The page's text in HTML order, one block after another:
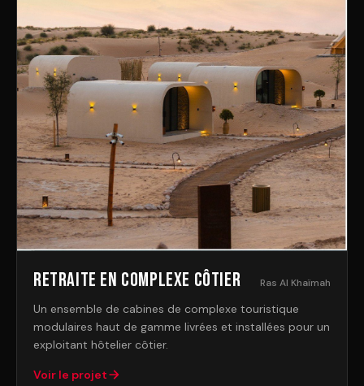
Retraite en complexe côtier Ras Al Khaïmah
Un ensemble de cabines de complexe touristique
modulaires haut de gamme livrées et installées pour un
exploitant hôtelier côtier.
Voir le projet